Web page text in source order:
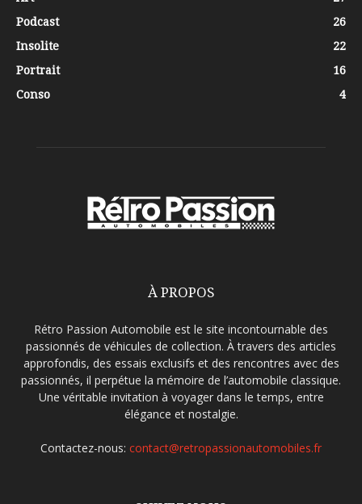
Podcast
26
Insolite
22
Portrait
16
Conso
4
À PROPOS
Rétro Passion Automobile est le site incontournable des
passionnés de véhicules de collection. À travers des articles
approfondis, des essais exclusifs et des rencontres avec des
passionnés, il perpétue la mémoire de l’automobile classique.
Une véritable invitation à voyager dans le temps, entre
élégance et nostalgie.
Contactez-nous: contact@retropassionautomobiles.fr